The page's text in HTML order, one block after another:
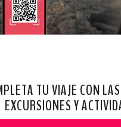
TU VIAJE CON
EXCURSIONES Y